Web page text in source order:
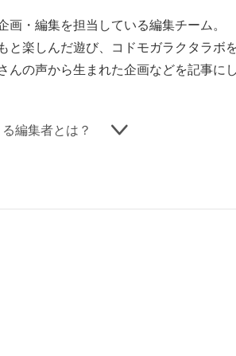
画・編集を担当している編集チーム。
と楽しんだ遊び、コドモガラクタラボ
んの声から生まれた企画などを記事に
編集者とは？